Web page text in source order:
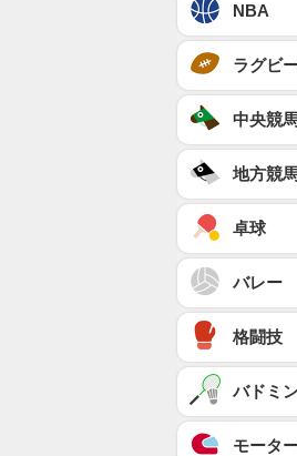
NBA
ラグビ
中央競
地方競
卓球
バレー
格闘技
バドミ
モータ